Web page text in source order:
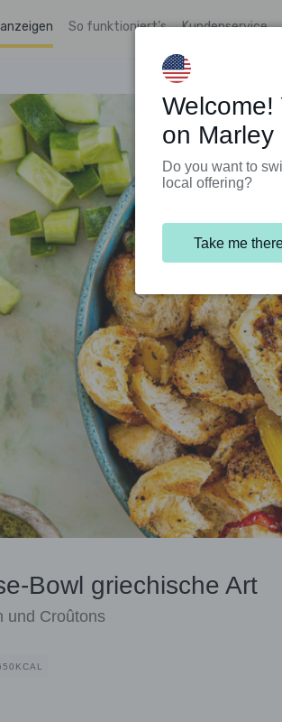
So funktioniert’s Kundenservice
Bowl griechische Art
und Croûtons
Welcome!
on Marley
Do you want to
local offering?
Take me